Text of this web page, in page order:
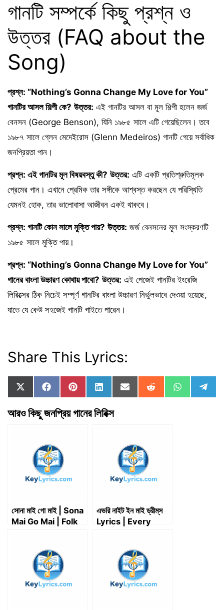
গানটি সম্পর্কে কিছু প্রশ্ন ও
উত্তর (FAQ about the
Song)
প্রশ্ন: “Nothing’s Gonna Change My Love for You”
গানটির আসল শিল্পী কে? উত্তর: এই গানটির আসল বা মূল শিল্পী হলেন জর্জ
বেনসন (George Benson), যিনি ১৯৮৫ সালে এটি গেয়েছিলেন। তবে
১৯৮৭ সালে গ্লেন মেদেইরোস (Glenn Medeiros) গানটি গেয়ে সর্বাধিক
জনপ্রিয়তা পান।
প্রশ্ন: এই গানটির মূল বিষয়বস্তু কী? উত্তর: এটি একটি প্রতিশ্রুতিমূলক
প্রেমের গান। এখানে প্রেমিক তার সঙ্গীকে আশ্বস্ত করছেন যে পরিস্থিতি
যেমনই হোক, তার ভালোবাসা আজীবন একই থাকবে।
প্রশ্ন: গানটি কোন সালে মুক্তি পায়? উত্তর: জর্জ বেনসনের মূল সংস্করণটি
১৯৮৫ সালে মুক্তি পায়।
প্রশ্ন: “Nothing’s Gonna Change My Love for You”
গানের বাংলা উচ্চারণ কোথায় পাবো? উত্তর: এই পেজেই গানটির ইংরেজি
লিরিক্সের ঠিক নিচেই সম্পূর্ণ গানটির বাংলা উচ্চারণ নির্ভুলভাবে দেওয়া হয়েছে,
যাতে যে কেউ সহজেই গানটি গাইতে পারেন।
Share This Lyrics:
Share
on
X
(
T
w
Share
on
F
a
e
k
Share
on
P
i
n
t
Share
on
L
i
n
k
Share
on
E
m
Share
on
R
e
Share
on
W
h
on
e
আরও কিছু জনপ্রিয় গানের লিরিক্স
সোনা মাই গো মাই | Sona
Mai Go Mai | Folk
এভরি নাইট ইন মাই ড্রীম্‌স
Lyrics | Every